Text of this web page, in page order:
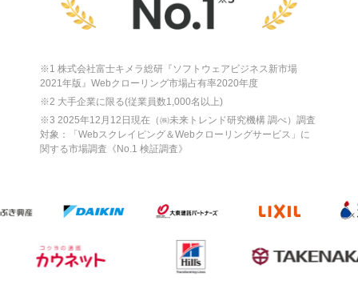
※1 株式会社富士キメラ総研『ソフトウェアビジネス新市場
2021年版』Webクローリング市場占有率2020年度
※2 大手企業に限る(従業員数1,000名以上)
※3 2025年12月12日現在（㈱未来トレンド研究機構 調べ）調査
対象：「Webスクレイピング＆Webクローリングサービス」に
関する市場調査《No.1 検証調査》